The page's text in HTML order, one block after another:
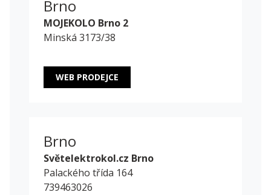
Brno
MOJEKOLO Brno 2
Minská 3173/38
WEB PRODEJCE
Brno
Světelektrokol.cz Brno
Palackého třída 164
739463026